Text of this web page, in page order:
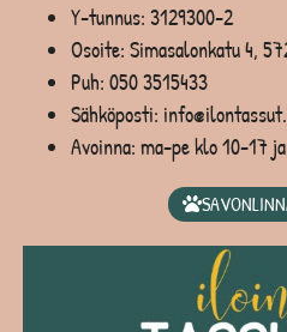
Y-tunnus: 3129300-2
Osoite: Simasalonkatu 4,
Puh: 050 3515433
Sähköposti:
Avoinna: ma-pe klo 10-17